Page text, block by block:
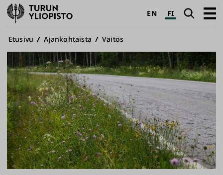
Turun
yliopisto
EN FI Haku
Avaa
Murupolku
Etusivu Ajankohtaista Väitös